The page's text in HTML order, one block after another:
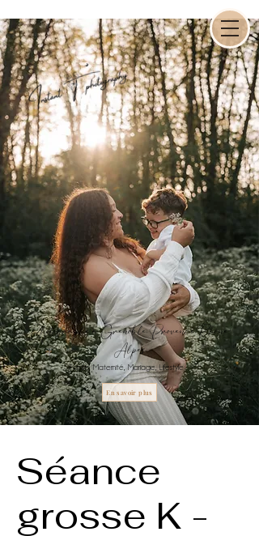
Photographe à Grenoble, Provence,Rhône-
Alpes
Famille, Maternité, Mariage, Lifestyle
En savoir plus
Séance
grosse K -